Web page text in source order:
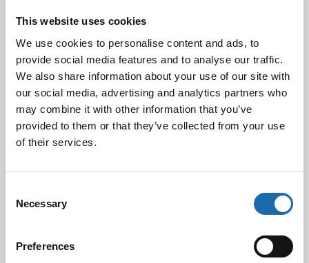
This website uses cookies
We use cookies to personalise content and ads, to
provide social media features and to analyse our traffic.
We also share information about your use of our site with
our social media, advertising and analytics partners who
may combine it with other information that you’ve
provided to them or that they’ve collected from your use
of their services.
Selection
Necessary
Preferences
Tekstiilipintojen pesu
painehuuhtelulaitteella
Kaikki kodin tekstiilipintaiset huonekalut on helppo pitää
puhtaana painehuuhtelulaitteella. Laitteita voi vuokrata
edullisesti tai tietysti voi myös ostaa oman laitteen.
Painehuuhtelulaitteella peset huonekalujen lisäksi kätevästi
myös matot, patjat, kokolattiamatot, veneen penkit,
asuntovaunun verhoilut, lastenrattaat jne.
Twitter